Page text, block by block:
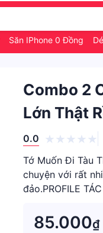
Săn IPhone 0 Đồng
Combo 2
Lớn Thật
0.0
Tớ Muốn Đi Tàu
chuyện với rất
đảo.PROFILE
85.000₫